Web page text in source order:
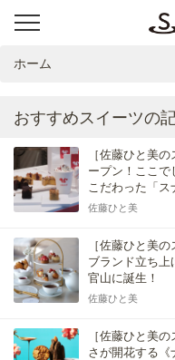
ホーム
おすすめスイーツの
［佐藤ひと美
ープン！ここで
こだわった「ス
佐藤ひと美
［佐藤ひと美
ブランド立ち上
官山に誕生！
佐藤ひと美
［佐藤ひと美
さが開花する